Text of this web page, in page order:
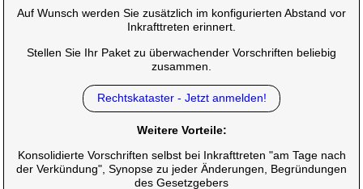
Auf Wunsch werden Sie zusätzlich im konfigurierten Abstand vor
Inkrafttreten erinnert.
Stellen Sie Ihr Paket zu überwachender Vorschriften beliebig
zusammen.
Rechtskataster - Jetzt anmelden!
Weitere Vorteile:
Konsolidierte Vorschriften selbst bei Inkrafttreten "am Tage nach
der Verkündung", Synopse zu jeder Änderungen, Begründungen
des Gesetzgebers